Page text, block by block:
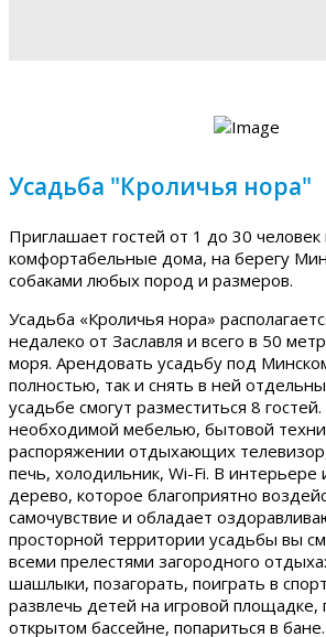
Усадьба "Кроличья нора"
Приглашает гостей от 1 до 30 человек
комфортабельные дома, на берегу
собаками любых пород и размеров.
Усадьба «Кроличья нора»
недалеко от Заславля и всего в 50
моря. Арендовать усадьбу под
полностью, так и снять в ней
усадьбе смогут разместиться 8
необходимой мебелью, бытовой
распоряжении отдыхающих
печь, холодильник, Wi-Fi. В интерьере
дерево, которое благоприятно
самочувствие и обладает
просторной территории усадьбы вы
всеми прелестями загородного
шашлыки, позагорать, поиграть в
развлечь детей на игровой площадке,
открытом бассейне, попариться в